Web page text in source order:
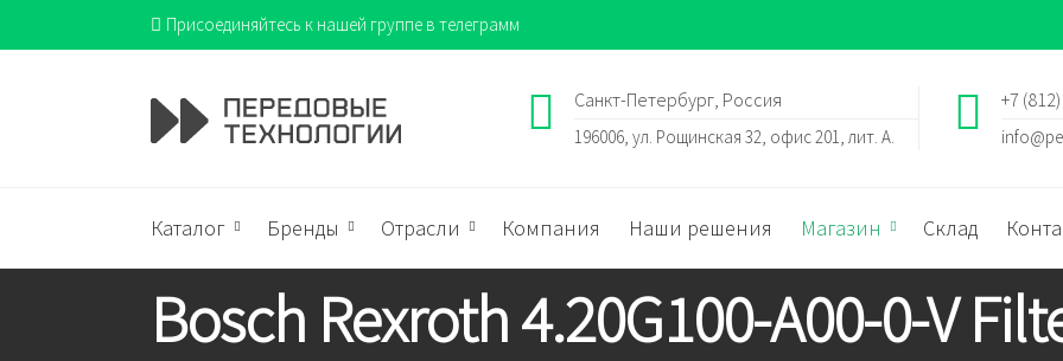
Присоединяйтесь к нашей группе в телеграмм
+7
Санкт-Петербург, Россия
196006, ул. Рощинская 32, офис 201, лит. А.
Каталог Бренды Отрасли Компания Наши решения Магазин Склад
Bosch Rexroth 4.20G100-A00-0-V